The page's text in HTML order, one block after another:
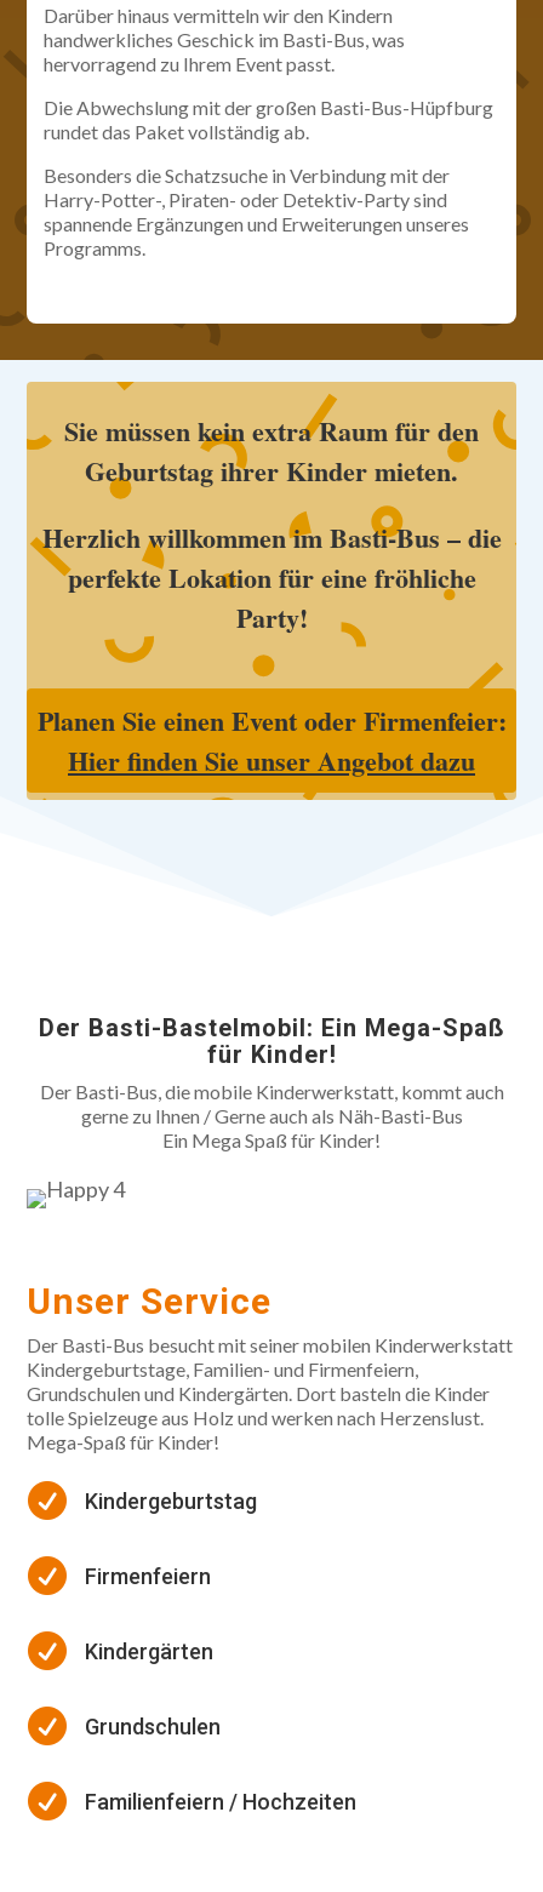
Darüber hinaus vermitteln wir den Kindern
handwerkliches Geschick im Basti-Bus, was
hervorragend zu Ihrem Event passt.
Die Abwechslung mit der großen Basti-Bus-Hüpfburg
rundet das Paket vollständig ab.
Besonders die Schatzsuche in Verbindung mit der
Harry-Potter-, Piraten- oder Detektiv-Party sind
spannende Ergänzungen und Erweiterungen unseres
Programms.
Sie müssen kein extra Raum für den
Geburtstag ihrer Kinder mieten.
Herzlich willkommen im Basti-Bus – die
perfekte Lokation für eine fröhliche
Party!
Planen Sie einen Event oder Firmenfeier:
Hier finden Sie unser Angebot dazu
Der Basti-Bastelmobil: Ein Mega-Spaß
für Kinder!
Der Basti-Bus, die mobile Kinderwerkstatt, kommt auch
gerne zu Ihnen / Gerne auch als Näh-Basti-Bus
Ein Mega Spaß für Kinder!
Unser Service
Der Basti-Bus besucht mit seiner mobilen Kinderwerkstatt
Kindergeburtstage, Familien- und Firmenfeiern,
Grundschulen und Kindergärten. Dort basteln die Kinder
tolle Spielzeuge aus Holz und werken nach Herzenslust.
Mega-Spaß für Kinder!
 Kindergeburtstag
 Firmenfeiern
 Kindergärten
 Grundschulen
 Familienfeiern / Hochzeiten